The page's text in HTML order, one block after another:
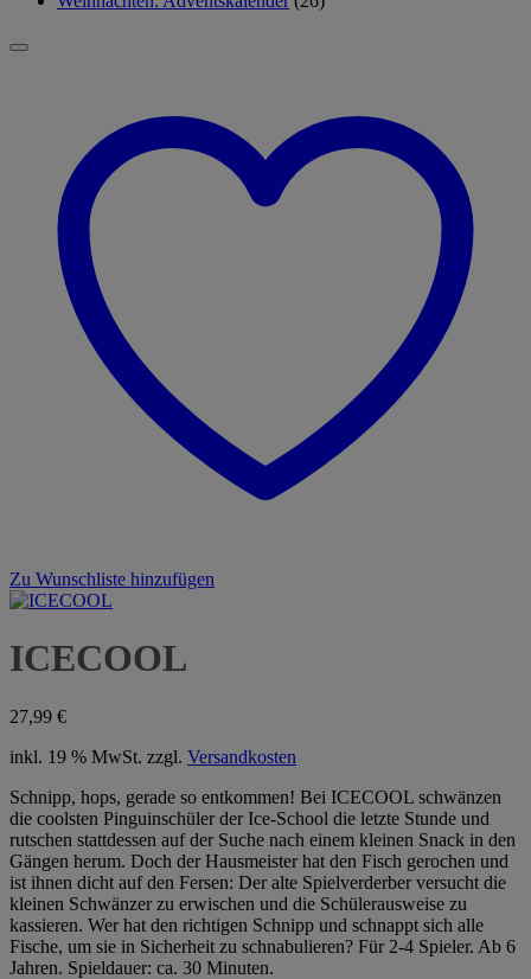
Zu Wunschliste hinzufügen
ICECOOL
27,99 €
inkl. 19 % MwSt. zzgl. Versandkosten
Schnipp, hops, gerade so entkommen! Bei ICECOOL schwänzen
die coolsten Pinguinschüler der Ice-School die letzte Stunde und
rutschen stattdessen auf der Suche nach einem kleinen Snack in den
Gängen herum. Doch der Hausmeister hat den Fisch gerochen und
ist ihnen dicht auf den Fersen: Der alte Spielverderber versucht die
kleinen Schwänzer zu erwischen und die Schülerausweise zu
kassieren. Wer hat den richtigen Schnipp und schnappt sich alle
Fische, um sie in Sicherheit zu schnabulieren? Für 2-4 Spieler. Ab 6
Jahren. Spieldauer: ca. 30 Minuten.